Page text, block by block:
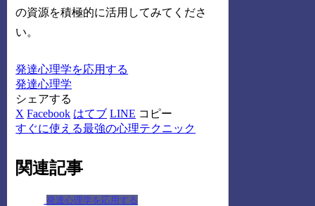
の資源を積極的に活用してみてくださ
い。
発達心理学を応用する
発達心理学
シェアする
X Facebook はてブ LINE コピー
すぐに使える最強の心理テクニック
関連記事
発達心理学を応用する